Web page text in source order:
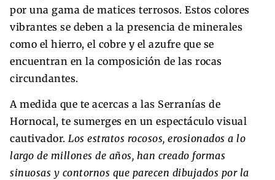
por una gama de matices terrosos. Estos colores
vibrantes se deben a la presencia de minerales
como el hierro, el cobre y el azufre que se
encuentran en la composición de las rocas
circundantes.
A medida que te acercas a las Serranías de
Hornocal, te sumerges en un espectáculo visual
cautivador. Los estratos rocosos, erosionados a lo
largo de millones de años, han creado formas
sinuosas y contornos que parecen dibujados por la